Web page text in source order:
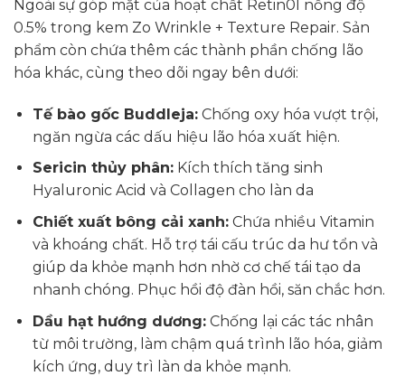
Ngoài sự góp mặt của hoạt chất Retin0l nồng độ
0.5% trong kem Zo Wrinkle + Texture Repair. Sản
phẩm còn chứa thêm các thành phần chống lão
hóa khác, cùng theo dõi ngay bên dưới:
Tế bào gốc Buddleja:Chống oxy hóa vượt trội,
ngăn ngừa các dấu hiệu lão hóa xuất hiện.
Sericin thủy phân:Kích thích tăng sinh
Hyaluronic Acid và Collagen cho làn da
Chiết xuất bông cải xanh:Chứa nhiều Vitamin
và khoáng chất. Hỗ trợ tái cấu trúc da hư tổn và
giúp da khỏe mạnh hơn nhờ cơ chế tái tạo da
nhanh chóng. Phục hồi độ đàn hồi, săn chắc hơn.
Dầu hạt hướng dương:Chống lại các tác nhân
từ môi trường, làm chậm quá trình lão hóa, giảm
kích ứng, duy trì làn da khỏe mạnh.